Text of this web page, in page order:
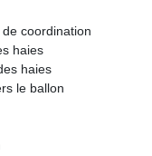
coordination
haies
haies
le ballon